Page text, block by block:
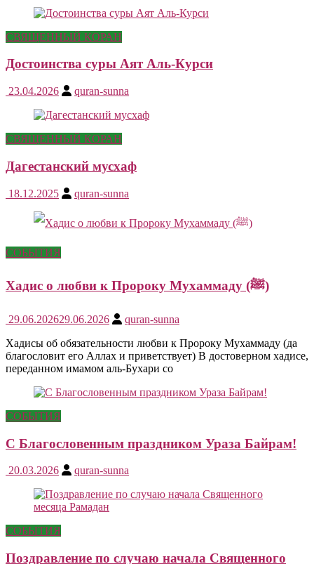
СВЯЩЕННЫЙ КОРАН
Достоинства суры Аят Аль-Курси
23.04.2026 quran-sunna
СВЯЩЕННЫЙ КОРАН
Дагестанский мусхаф
18.12.2025 quran-sunna
СОБЫТИЯ
Хадис о любви к Пророку Мухаммаду (ﷺ)
29.06.202629.06.2026
quran-sunna
Хадисы об обязательности любви к Пророку Мухаммаду (да
благословит его Аллах и приветствует) В достоверном хадисе,
переданном имамом аль-Бухари со
СОБЫТИЯ
С Благословенным праздником Ураза Байрам!
20.03.2026 quran-sunna
СОБЫТИЯ
Поздравление по случаю начала Священного